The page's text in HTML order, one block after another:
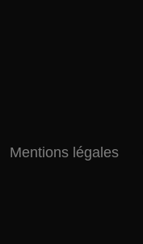
Mentions légales